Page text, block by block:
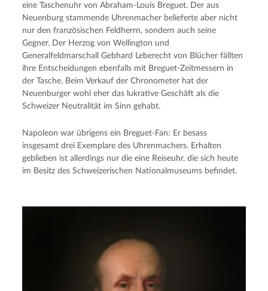
eine Taschenuhr von Abraham-Louis Breguet. Der aus
Neuenburg stammende Uhrenmacher belieferte aber nicht
nur den französischen Feldherrn, sondern auch seine
Gegner. Der Herzog von Wellington und
Generalfeldmarschall Gebhard Leberecht von Blücher fällten
ihre Entscheidungen ebenfalls mit Breguet-Zeitmessern in
der Tasche. Beim Verkauf der Chronometer hat der
Neuenburger wohl eher das lukrative Geschäft als die
Schweizer Neutralität im Sinn gehabt.
Napoleon war übrigens ein Breguet-Fan: Er besass
insgesamt drei Exemplare des Uhrenmachers. Erhalten
geblieben ist allerdings nur die eine Reiseuhr, die sich heute
im Besitz des Schweizerischen Nationalmuseums befindet.